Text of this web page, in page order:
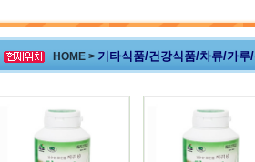
HOME > 기타식품/건강식품/차류/가